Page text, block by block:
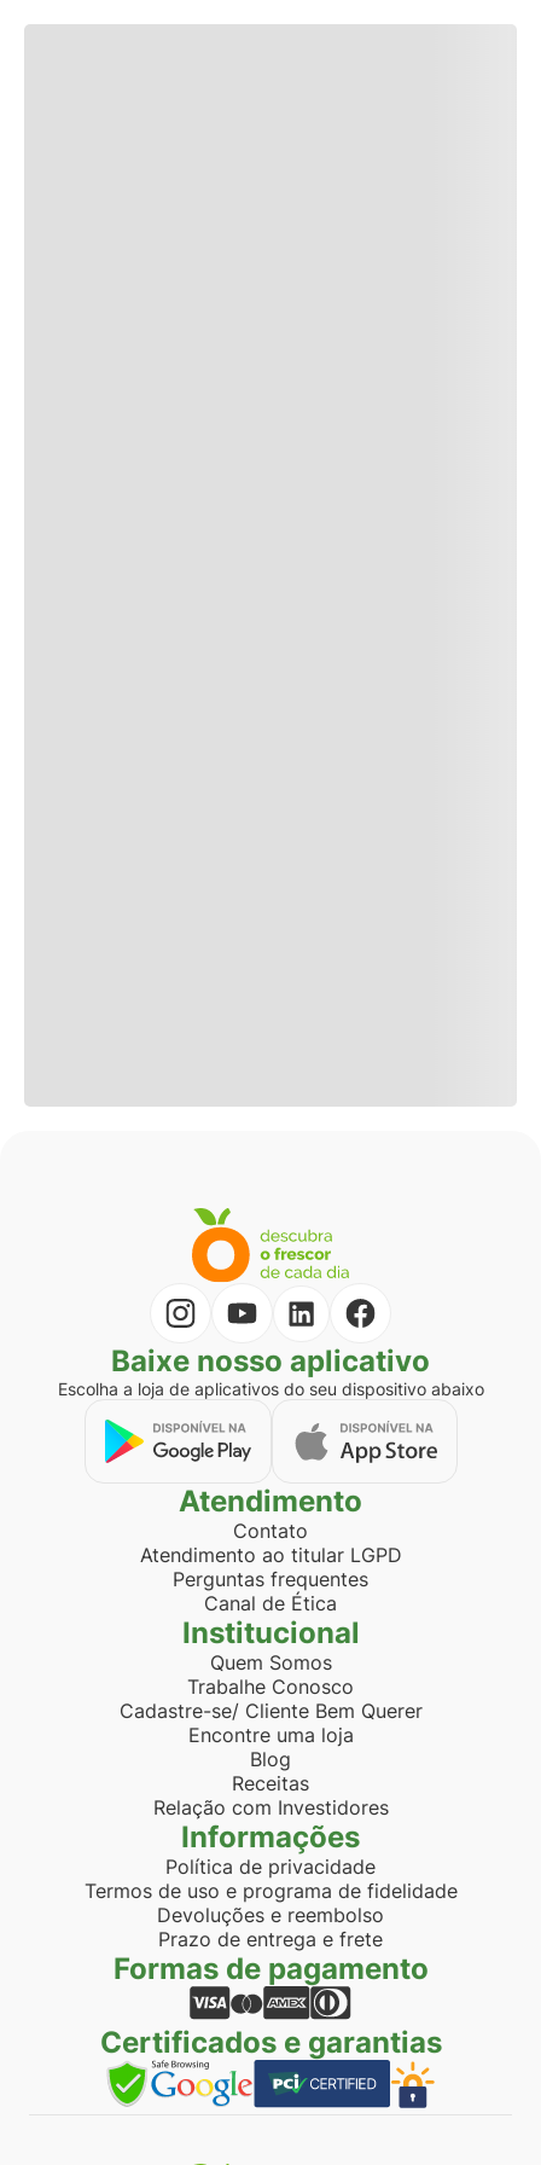
Baixe nosso aplicativo
Escolha a loja de aplicativos do seu dispositivo abaixo
Atendimento
Contato
Atendimento ao titular LGPD
Perguntas frequentes
Canal de Ética
Institucional
Quem Somos
Trabalhe Conosco
Cadastre-se/ Cliente Bem Querer
Encontre uma loja
Blog
Receitas
Relação com Investidores
Informações
Política de privacidade
Termos de uso e programa de fidelidade
Devoluções e reembolso
Prazo de entrega e frete
Formas de pagamento
Certificados e garantias